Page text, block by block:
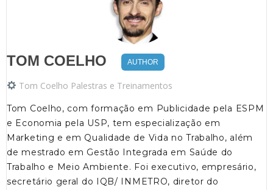
TOM COELHO AUTHOR
Tom Coelho Palestras e Treinamentos
Tom Coelho, com formação em Publicidade pela ESPM
e Economia pela USP, tem especialização em
Marketing e em Qualidade de Vida no Trabalho, além
de mestrado em Gestão Integrada em Saúde do
Trabalho e Meio Ambiente. Foi executivo, empresário,
secretário geral do IQB/ INMETRO, diretor do